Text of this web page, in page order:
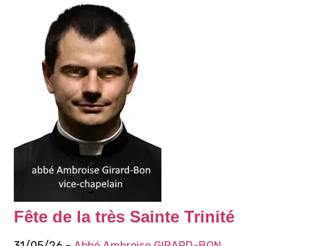
Fête de la très Sainte Trinité